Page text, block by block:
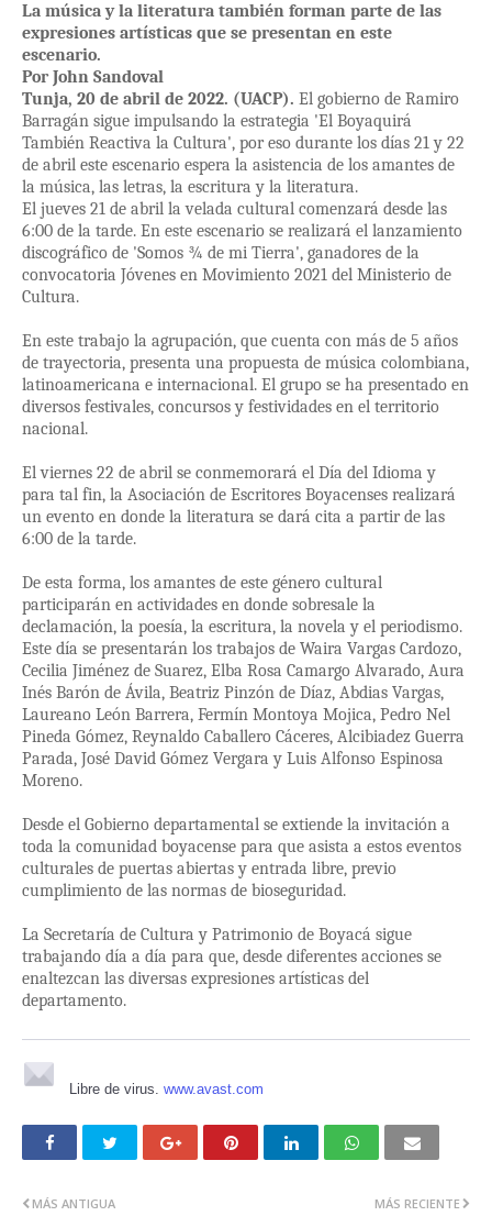
La música y la literatura también forman parte de las
expresiones artísticas que se presentan en este
escenario.
Por John Sandoval
Tunja, 20 de abril de 2022. (UACP). El gobierno de Ramiro
Barragán sigue impulsando la estrategia 'El Boyaquirá
También Reactiva la Cultura', por eso durante los días 21 y 22
de abril este escenario espera la asistencia de los amantes de
la música, las letras, la escritura y la literatura.
El jueves 21 de abril la velada cultural comenzará desde las
6:00 de la tarde. En este escenario se realizará el lanzamiento
discográfico de 'Somos ¾ de mi Tierra', ganadores de la
convocatoria Jóvenes en Movimiento 2021 del Ministerio de
Cultura.
En este trabajo la agrupación, que cuenta con más de 5 años
de trayectoria, presenta una propuesta de música colombiana,
latinoamericana e internacional. El grupo se ha presentado en
diversos festivales, concursos y festividades en el territorio
nacional.
El viernes 22 de abril se conmemorará el Día del Idioma y
para tal fin, la Asociación de Escritores Boyacenses realizará
un evento en donde la literatura se dará cita a partir de las
6:00 de la tarde.
De esta forma, los amantes de este género cultural
participarán en actividades en donde sobresale la
declamación, la poesía, la escritura, la novela y el periodismo.
Este día se presentarán los trabajos de Waira Vargas Cardozo,
Cecilia Jiménez de Suarez, Elba Rosa Camargo Alvarado, Aura
Inés Barón de Ávila, Beatriz Pinzón de Díaz, Abdias Vargas,
Laureano León Barrera, Fermín Montoya Mojica, Pedro Nel
Pineda Gómez, Reynaldo Caballero Cáceres, Alcibiadez Guerra
Parada, José David Gómez Vergara y Luis Alfonso Espinosa
Moreno.
Desde el Gobierno departamental se extiende la invitación a
toda la comunidad boyacense para que asista a estos eventos
culturales de puertas abiertas y entrada libre, previo
cumplimiento de las normas de bioseguridad.
La Secretaría de Cultura y Patrimonio de Boyacá sigue
trabajando día a día para que, desde diferentes acciones se
enaltezcan las diversas expresiones artísticas del
departamento.
Libre de virus. www.avast.com
MÁS RECIENTE
MÁS ANTIGUA